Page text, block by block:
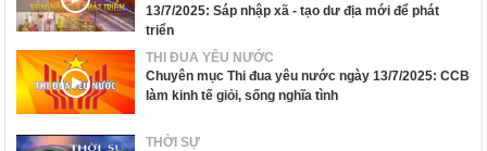
13/7/2025: Sáp nhập xã - tạo dư địa mới để phát
triển
THI ĐUA YÊU NƯỚC
Chuyên mục Thi đua yêu nước ngày 13/7/2025: CCB
làm kinh tế giỏi, sống nghĩa tình
THỜI SỰ